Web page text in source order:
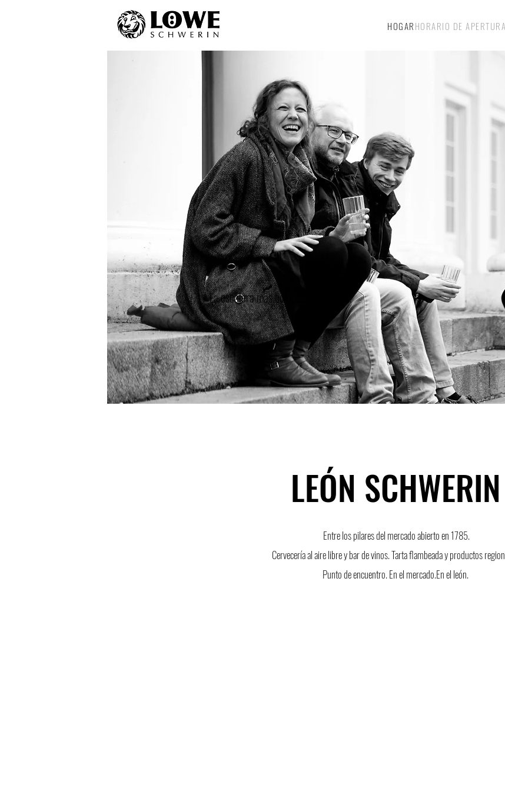
HOGARHORARIO DE APERTURA
La escalera más bonita de Schwerin.
LEÓN SCHWERIN
Entre los pilares del mercado abierto en 1785.
Cervecería al aire libre y bar de vinos.Tarta flambeada y productos
Punto de encuentro. En el mercado.En el león.